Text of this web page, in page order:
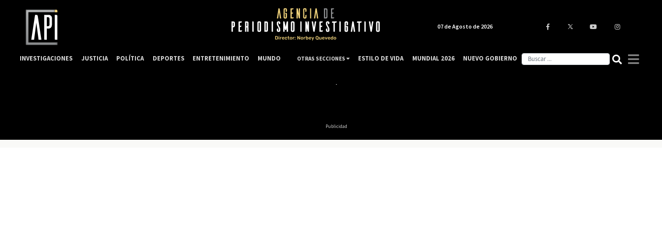
Publicidad
07 de Agosto de 2026
INVESTIGACIONES JUSTICIA POLÍTICA DEPORTES ENTRETENIMIENTO MUNDO OTRAS SECCIONES ESTILO DE VIDA MUNDIAL 2026 NUEVO GOBIERNO